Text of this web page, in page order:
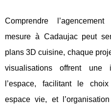
Comprendre
mesure à Cadaujac peut
plans 3D cuisine, chaque
visualisations offrent une
l’espace, facilitant le
espace vie, et